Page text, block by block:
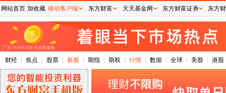
财经 焦点 股票 新股 期指 期权 行情 数据 全球 美股 港股
网站首页 加收藏 移动客户端 东方财富 天天基金网 东方财富证券 东方